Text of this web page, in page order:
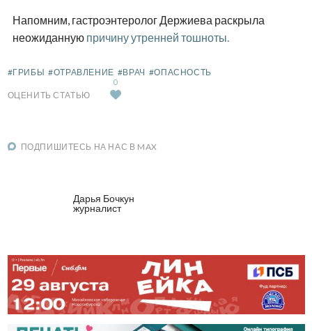
Напомним, гастроэнтеролог Держиева раскрыла
неожиданную причину утренней тошноты.
#ГРИБЫ #ОТРАВЛЕНИЕ #ВРАЧ #ОПАСНОСТЬ
ОЦЕНИТЬ СТАТЬЮ
0
ПОДПИШИТЕСЬ НА НАС В MAX
Дарья Бочкун
журналист